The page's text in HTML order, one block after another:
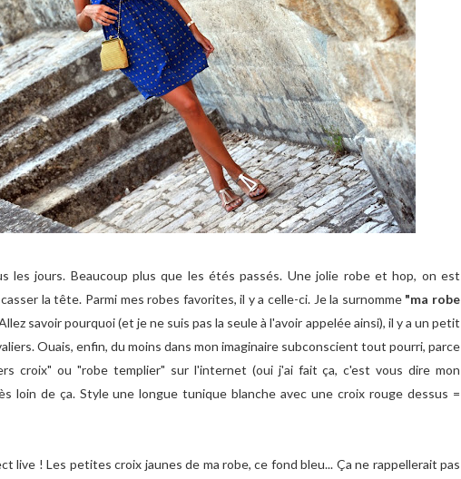
jours. Beaucoup plus que les étés passés. Une jolie robe et hop, on est
la tête. Parmi mes robes favorites, il y a celle-ci. Je la surnomme "ma robe
savoir pourquoi (et je ne suis pas la seule à l'avoir appelée ainsi), il y a un petit
Ouais, enfin, du moins dans mon imaginaire subconscient tout pourri, parce
croix" ou "robe templier" sur l'internet (oui j'ai fait ça, c'est vous dire mon
loin de ça. Style une longue tunique blanche avec une croix rouge dessus =
live ! Les petites croix jaunes de ma robe, ce fond bleu... Ça ne rappellerait pas